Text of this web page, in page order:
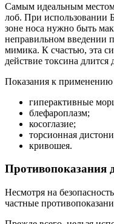
Самым идеальным местом
лоб. При использовании
зоне носа нужно быть
неправильном введении
мимика. К счастью, эта
действие токсина длится
Показания к применению
гиперактивные
блефароплазм;
косоглазие;
торсионная
кривошея.
Противопоказания
Несмотря на
частные